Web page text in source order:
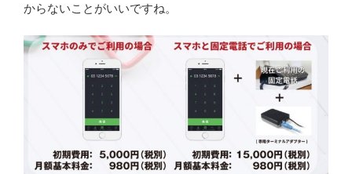
からないことがいいですね。